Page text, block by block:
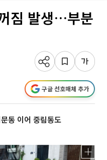
짐 발생…부분
구글 선호매체 추가
동 이어 중림동도